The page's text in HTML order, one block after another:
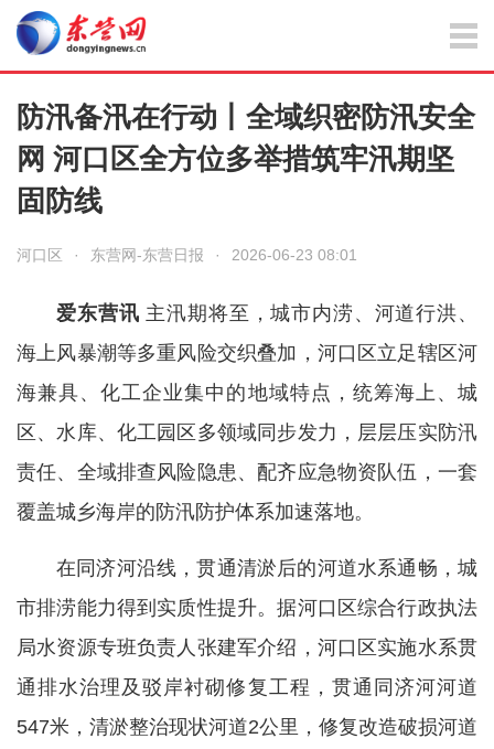
防汛备汛在行动丨全域织密防汛安全
网 河口区全方位多举措筑牢汛期坚
固防线
河口区 · 东营网-东营日报 · 2026-06-23 08:01
爱东营讯 主汛期将至，城市内涝、河道行洪、
海上风暴潮等多重风险交织叠加，河口区立足辖区河
海兼具、化工企业集中的地域特点，统筹海上、城
区、水库、化工园区多领域同步发力，层层压实防汛
责任、全域排查风险隐患、配齐应急物资队伍，一套
覆盖城乡海岸的防汛防护体系加速落地。
在同济河沿线，贯通清淤后的河道水系通畅，城
市排涝能力得到实质性提升。据河口区综合行政执法
局水资源专班负责人张建军介绍，河口区实施水系贯
通排水治理及驳岸衬砌修复工程，贯通同济河河道
547米，清淤整治现状河道2公里，修复改造破损河道